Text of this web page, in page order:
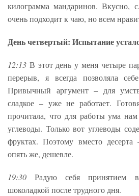
килограмма мандаринов. Вкусно,
очень подходит к чаю, но всем
День четвертый: Испытание
12:13 В этот день у меня четыре
перерыв, я всегда позволяла
Привычный аргумент – для
сладкое – уже не работает.
прочитала, что для работы ума
углеводы. Только вот углеводы
фруктах. Поэтому вместо
опять же, дешевле.
19:30 Радую себя принятием
шоколадкой после трудного дня.